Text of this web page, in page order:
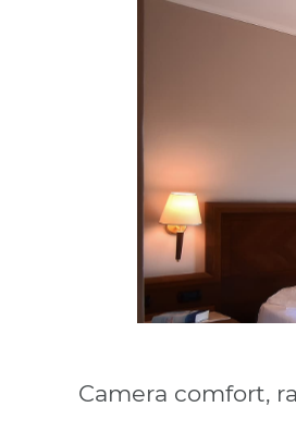
Camera comfort,